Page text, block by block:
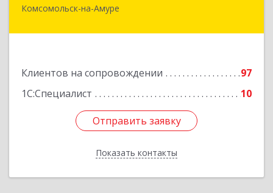
Комсомольск-на-Амуре
Клиентов на сопровождении
97
1С:Специалист
10
Отправить заявку
Показать контакты
681000, Хабаровский край, Комсомольск-на-
Отправить заявку
Назад